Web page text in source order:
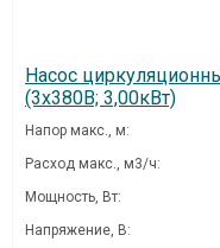
Насос
(3х380В; 3,00кВт)
Напор макс., м:
Расход макс., м3/ч:
Мощность, Вт:
Напряжение, В: